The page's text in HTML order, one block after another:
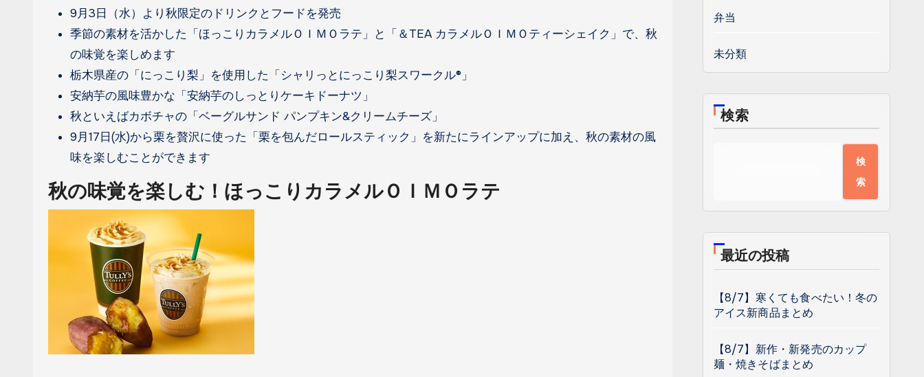
9月3日（水）より秋限定のドリンクとフードを発売
季節の素材を活かした「ほっこりカラメルＯＩＭＯラテ」と「＆TEA カラメルＯＩＭＯティーシェイク」で、秋
の味覚を楽しめます
栃木県産の「にっこり梨」を使用した「シャリっとにっこり梨スワークル®」
安納芋の風味豊かな「安納芋のしっとりケーキドーナツ」
秋といえばカボチャの「ベーグルサンド パンプキン&クリームチーズ」
9月17日(水)から栗を贅沢に使った「栗を包んだロールスティック」を新たにラインアップに加え、秋の素材の風
味を楽しむことができます
秋の味覚を楽しむ！ほっこりカラメルＯＩＭＯラテ
弁当
未分類
検索
検
索
最近の投稿
【8/7】寒くても食べたい！冬の
アイス新商品まとめ
【8/7】新作・新発売のカップ
麺・焼きそばまとめ